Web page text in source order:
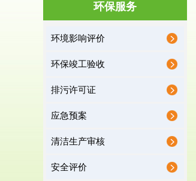
环保服务
环境影响评价
环保竣工验收
排污许可证
应急预案
清洁生产审核
安全评价
环境影响评价
据《中华人民共和国环境保护法》第十九条 编制
有关开发利用规划，建...